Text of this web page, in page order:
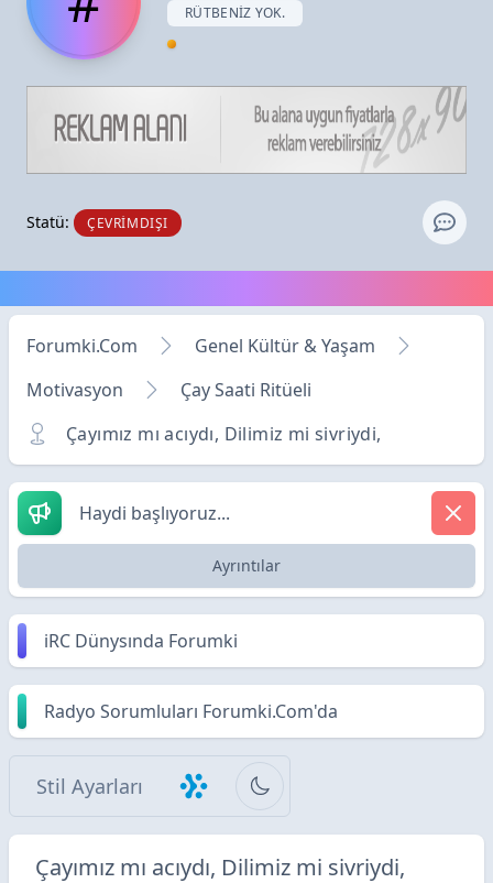
RÜTBENIZ YOK.
Statü: ÇEVRIMDIŞI
Forumki.Com
Genel Kültür & Yaşam
Motivasyon
Çay Saati Ritüeli
Çayımız mı acıydı, Dilimiz mi sivriydi,
Haydi başlıyoruz...
Ayrıntılar
iRC Dünysında Forumki
Radyo Sorumluları Forumki.Com'da
Stil Ayarları
Çayımız mı acıydı, Dilimiz mi sivriydi,